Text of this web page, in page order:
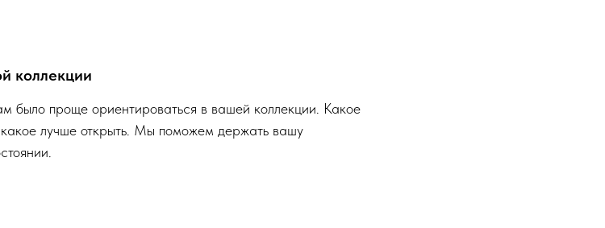
коллекции
было проще ориентироваться в вашей коллекции. Какое
лучше открыть. Мы поможем держать вашу